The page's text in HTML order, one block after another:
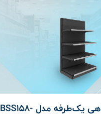
قفسه فروشگاهی یک‌طرفه مدل BSS158-